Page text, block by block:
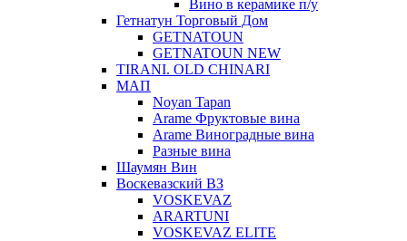
Вино в керамике п/у
Гетнатун Торговый Дом
GETNATOUN
GETNATOUN NEW
TIRANI. OLD CHINARI
МАП
Noyan Tapan
Arame Фруктовые вина
Arame Виноградные вина
Разные вина
Шаумян Вин
Воскевазский ВЗ
VOSKEVAZ
ARARTUNI
VOSKEVAZ ELITE